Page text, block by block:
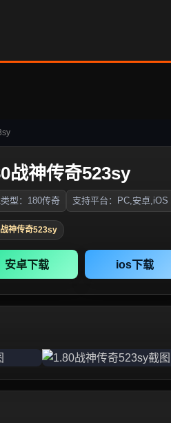
战神传奇523sy
型：180传奇 支持平台：PC,安卓,iOS
神传奇523sy
安卓下载 ios下载